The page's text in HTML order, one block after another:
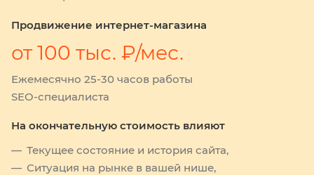
Продвижение интернет-магазина
от 100 тыс. ₽/мес.
Ежемесячно 25-30 часов работы
SEO-специалиста
На окончательную стоимость влияют
Текущее состояние и история сайта,
Ситуация на рынке в вашей нише,